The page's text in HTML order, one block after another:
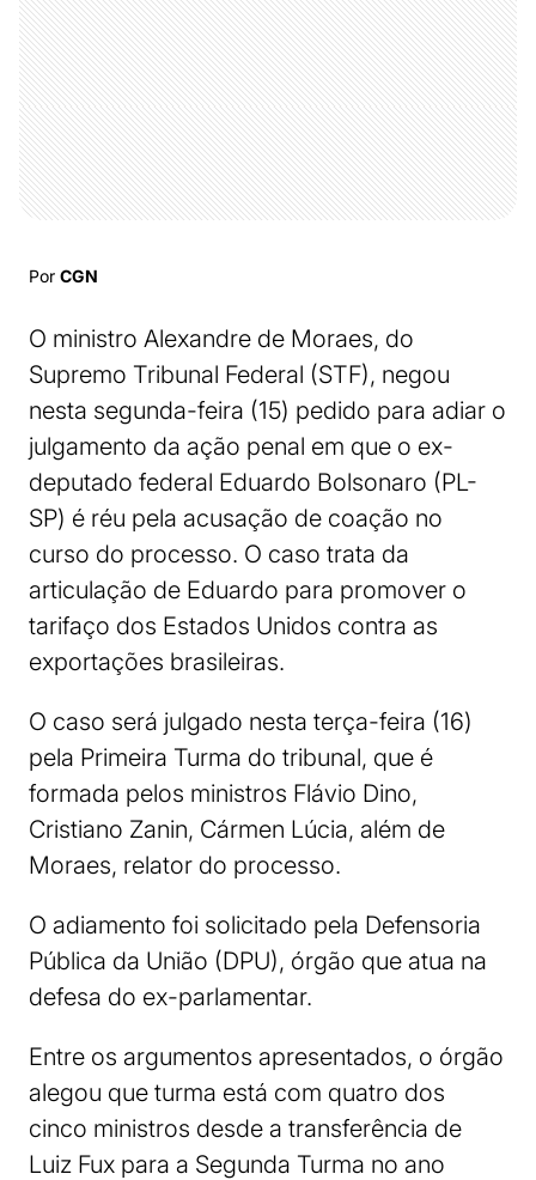
Por CGN
O ministro Alexandre de Moraes, do
Supremo Tribunal Federal (STF), negou
nesta segunda-feira (15) pedido para adiar o
julgamento da ação penal em que o ex-
deputado federal Eduardo Bolsonaro (PL-
SP) é réu pela acusação de coação no
curso do processo. O caso trata da
articulação de Eduardo para promover o
tarifaço dos Estados Unidos contra as
exportações brasileiras.
O caso será julgado nesta terça-feira (16)
pela Primeira Turma do tribunal, que é
formada pelos ministros Flávio Dino,
Cristiano Zanin, Cármen Lúcia, além de
Moraes, relator do processo.
O adiamento foi solicitado pela Defensoria
Pública da União (DPU), órgão que atua na
defesa do ex-parlamentar.
Entre os argumentos apresentados, o órgão
alegou que turma está com quatro dos
cinco ministros desde a transferência de
Luiz Fux para a Segunda Turma no ano